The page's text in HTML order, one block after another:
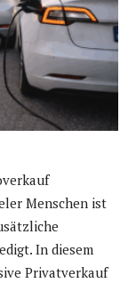
Menschen ist
In diesem
Privatverkauf